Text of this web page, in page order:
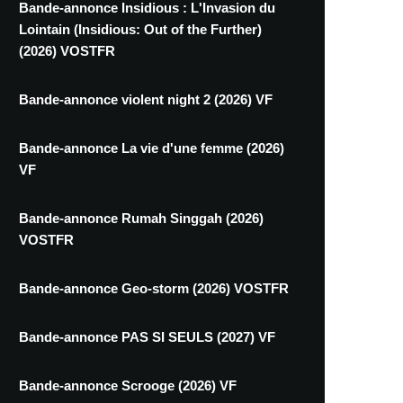
Bande-annonce Insidious : L'Invasion du
Lointain (Insidious: Out of the Further)
(2026) VOSTFR
Bande-annonce violent night 2 (2026) VF
Bande-annonce La vie d'une femme (2026)
VF
Bande-annonce Rumah Singgah (2026)
VOSTFR
Bande-annonce Geo-storm (2026) VOSTFR
Bande-annonce PAS SI SEULS (2027) VF
Bande-annonce Scrooge (2026) VF